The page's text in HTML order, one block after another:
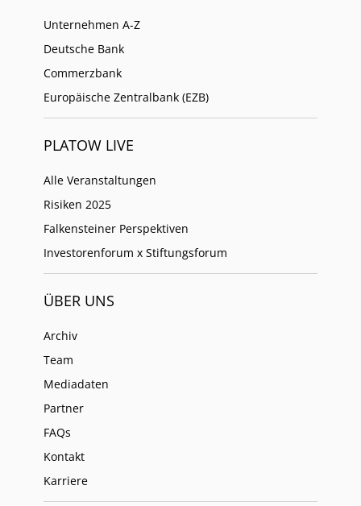
Unternehmen A-Z
Deutsche Bank
Commerzbank
Europäische Zentralbank (EZB)
PLATOW LIVE
Alle Veranstaltungen
Risiken 2025
Falkensteiner Perspektiven
Investorenforum x Stiftungsforum
ÜBER UNS
Archiv
Team
Mediadaten
Partner
FAQs
Kontakt
Karriere